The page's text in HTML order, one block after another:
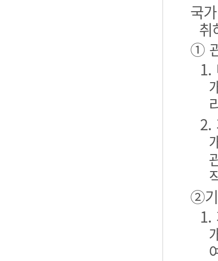
국
취
①
1.
2.
②기
1.